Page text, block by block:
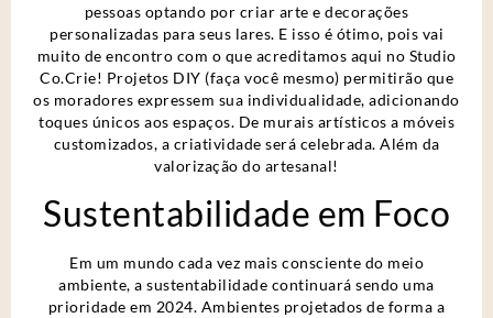
pessoas optando por criar arte e decorações
personalizadas para seus lares. E isso é ótimo, pois vai
muito de encontro com o que acreditamos aqui no Studio
Co.Crie! Projetos DIY (faça você mesmo) permitirão que
os moradores expressem sua individualidade, adicionando
toques únicos aos espaços. De murais artísticos a móveis
customizados, a criatividade será celebrada. Além da
valorização do artesanal!
Sustentabilidade em Foco
Em um mundo cada vez mais consciente do meio
ambiente, a sustentabilidade continuará sendo uma
prioridade em 2024. Ambientes projetados de forma a